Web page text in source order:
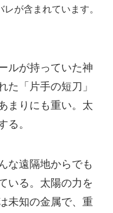
が含まれています。
ルが持っていた神
た「片手の短刀」
まりにも重い。太
る。
な遠隔地からでも
いる。太陽の力を
未知の金属で、重